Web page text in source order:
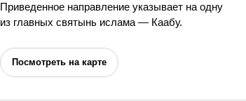
Приведенное направление указывает на одну
из главных святынь ислама — Каабу.
Посмотреть на карте